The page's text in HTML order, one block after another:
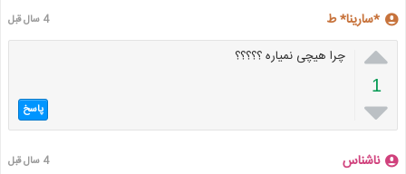
*سارینا* ط 4 سال قبل

1

چرا هیچی نمیاره ؟؟؟؟؟
پاسخ
ناشناس 4 سال قبل